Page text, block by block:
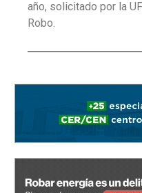
año, solicitado por la
Robo.